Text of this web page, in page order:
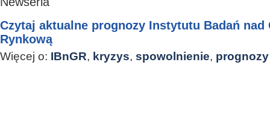
Czytaj aktualne prognozy Instytutu Badań nad
Rynkową
Więcej o: IBnGR, kryzys, spowolnienie, prognozy